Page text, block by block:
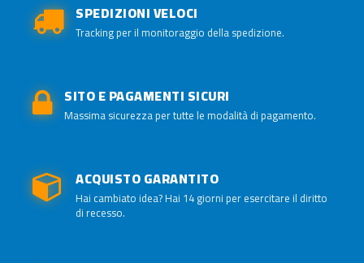
SPEDIZIONI VELOCI
Tracking per il monitoraggio della spedizione.
SITO E PAGAMENTI SICURI
Massima sicurezza per tutte le modalità di pagamento.
ACQUISTO GARANTITO
Hai cambiato idea? Hai 14 giorni per esercitare il diritto
di recesso.